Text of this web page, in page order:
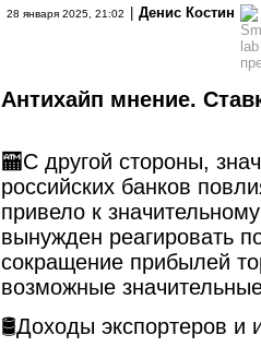
28 января 2025, 21:02 | Денис Костин
Антихайп мнение.
🏧С другой стороны,
российских банков
привело к
вынужден реагировать
сокращение прибылей
возможные
🛢Доходы экспортеров и